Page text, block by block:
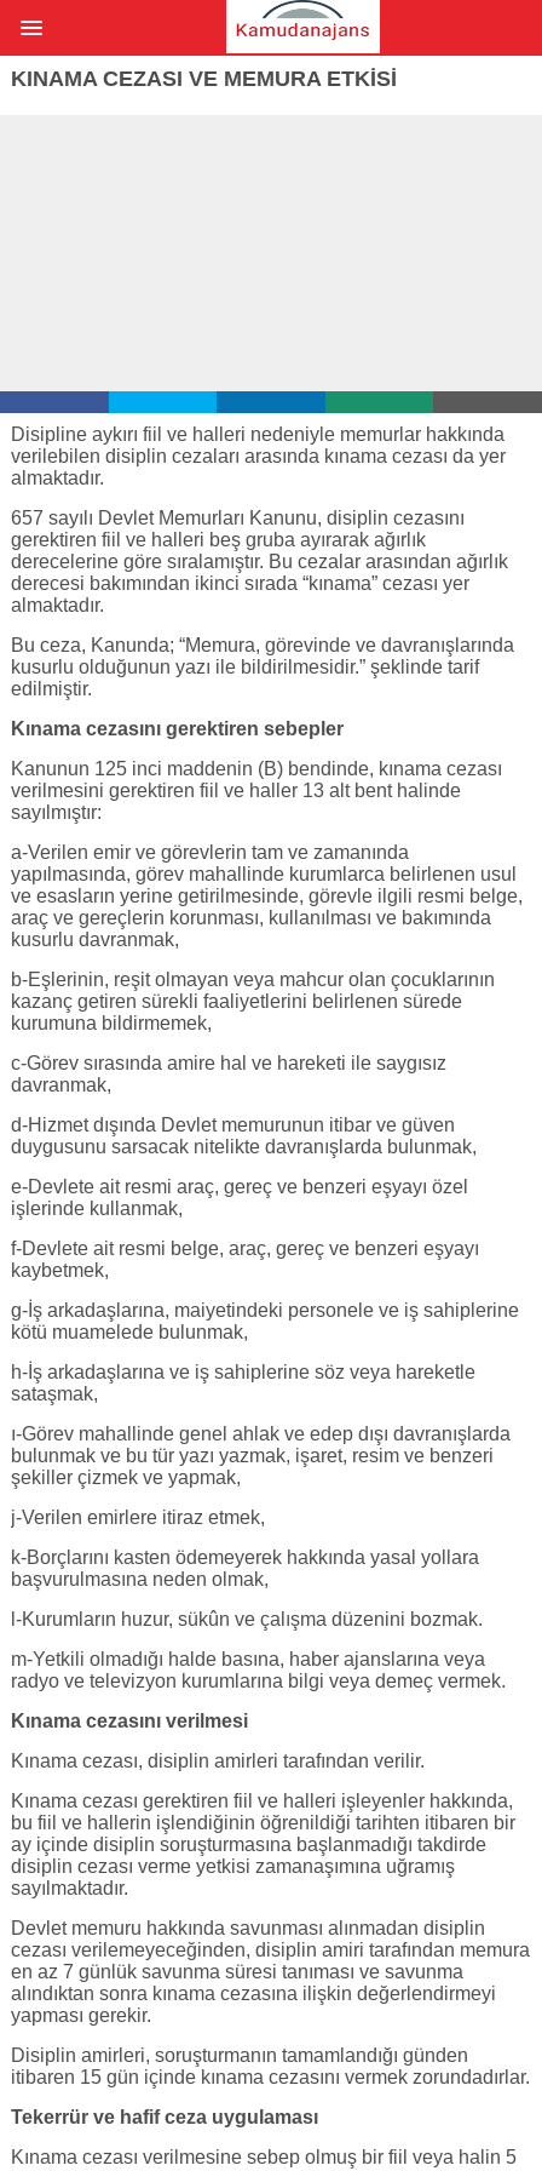
KINAMA CEZASI VE MEMURA ETKİSİ
Disipline aykırı fiil ve halleri nedeniyle memurlar hakkında
verilebilen disiplin cezaları arasında kınama cezası da yer
almaktadır.
657 sayılı Devlet Memurları Kanunu, disiplin cezasını
gerektiren fiil ve halleri beş gruba ayırarak ağırlık
derecelerine göre sıralamıştır. Bu cezalar arasından ağırlık
derecesi bakımından ikinci sırada “kınama” cezası yer
almaktadır.
Bu ceza, Kanunda; “Memura, görevinde ve davranışlarında
kusurlu olduğunun yazı ile bildirilmesidir.” şeklinde tarif
edilmiştir.
Kınama cezasını gerektiren sebepler
Kanunun 125 inci maddenin (B) bendinde, kınama cezası
verilmesini gerektiren fiil ve haller 13 alt bent halinde
sayılmıştır:
a-Verilen emir ve görevlerin tam ve zamanında
yapılmasında, görev mahallinde kurumlarca belirlenen usul
ve esasların yerine getirilmesinde, görevle ilgili resmi belge,
araç ve gereçlerin korunması, kullanılması ve bakımında
kusurlu davranmak,
b-Eşlerinin, reşit olmayan veya mahcur olan çocuklarının
kazanç getiren sürekli faaliyetlerini belirlenen sürede
kurumuna bildirmemek,
c-Görev sırasında amire hal ve hareketi ile saygısız
davranmak,
d-Hizmet dışında Devlet memurunun itibar ve güven
duygusunu sarsacak nitelikte davranışlarda bulunmak,
e-Devlete ait resmi araç, gereç ve benzeri eşyayı özel
işlerinde kullanmak,
f-Devlete ait resmi belge, araç, gereç ve benzeri eşyayı
kaybetmek,
g-İş arkadaşlarına, maiyetindeki personele ve iş sahiplerine
kötü muamelede bulunmak,
h-İş arkadaşlarına ve iş sahiplerine söz veya hareketle
sataşmak,
ı-Görev mahallinde genel ahlak ve edep dışı davranışlarda
bulunmak ve bu tür yazı yazmak, işaret, resim ve benzeri
şekiller çizmek ve yapmak,
j-Verilen emirlere itiraz etmek,
k-Borçlarını kasten ödemeyerek hakkında yasal yollara
başvurulmasına neden olmak,
l-Kurumların huzur, sükûn ve çalışma düzenini bozmak.
m-Yetkili olmadığı halde basına, haber ajanslarına veya
radyo ve televizyon kurumlarına bilgi veya demeç vermek.
Kınama cezasını verilmesi
Kınama cezası, disiplin amirleri tarafından verilir.
Kınama cezası gerektiren fiil ve halleri işleyenler hakkında,
bu fiil ve hallerin işlendiğinin öğrenildiği tarihten itibaren bir
ay içinde disiplin soruşturmasına başlanmadığı takdirde
disiplin cezası verme yetkisi zamanaşımına uğramış
sayılmaktadır.
Devlet memuru hakkında savunması alınmadan disiplin
cezası verilemeyeceğinden, disiplin amiri tarafından memura
en az 7 günlük savunma süresi tanıması ve savunma
alındıktan sonra kınama cezasına ilişkin değerlendirmeyi
yapması gerekir.
Disiplin amirleri, soruşturmanın tamamlandığı günden
itibaren 15 gün içinde kınama cezasını vermek zorundadırlar.
Tekerrür ve hafif ceza uygulaması
Kınama cezası verilmesine sebep olmuş bir fiil veya halin 5